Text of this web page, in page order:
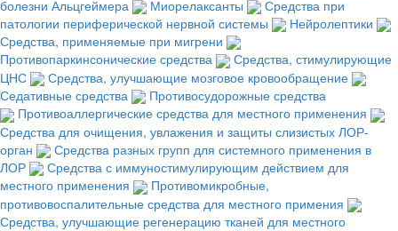
болезни Альцгеймера
Миорелаксанты
Средства при
патологии периферической нервной системы
Нейролептики
Средства, применяемые при мигрени
Противопаркинсонические средства
Средства, стимулирующие
ЦНС
Средства, улучшающие мозговое кровообращение
Седативные средства
Противосудорожные средства
Противоаллергические средства для местного применения
Средства для очищения, увлажения и защиты слизистых ЛОР-
орган
Средства разных групп для системного применения в
ЛОР
Средства с иммуностимулирующим действием для
местного применения
Противомикробные,
противовоспалительные средства для местного примения
Средства, улучшающие регенерацию тканей для местного